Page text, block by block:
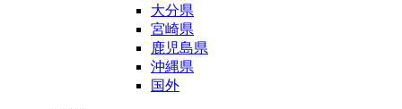
大分県
宮崎県
鹿児島県
沖縄県
国外